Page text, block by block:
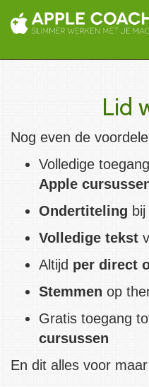
Lid
Nog even de
Volledige
Apple
Ondertiteling
Volledige tekst
Altijd per direct
Stemmen op
Gratis toegang
cursussen
En dit alles voor maar